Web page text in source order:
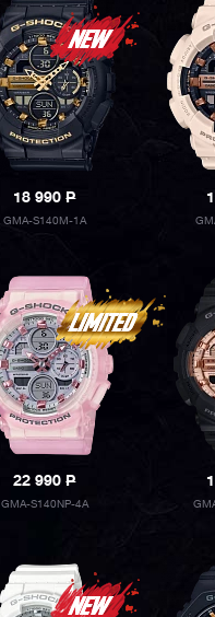
18 990P
GMA-S140M-1A
22 990P
GMA-S140NP-4A